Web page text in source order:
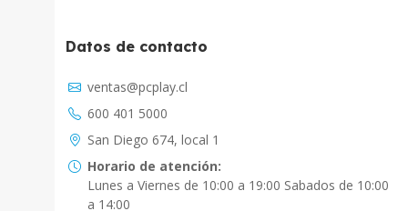
Datos de contacto
ventas@pcplay.cl
600 401 5000
San Diego 674, local 1
Horario de atención:
Lunes a Viernes de 10:00 a 19:00 Sabados de 10:00
a 14:00
Chat con IA
PcPlay Santiago / Web
Hola soy Freddy, en que puedo ayudarte...
PcPlay Santiago / Tienda